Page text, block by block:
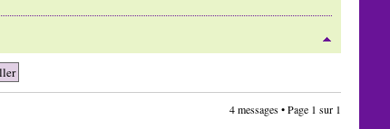
4 messages • Page 1 sur 1